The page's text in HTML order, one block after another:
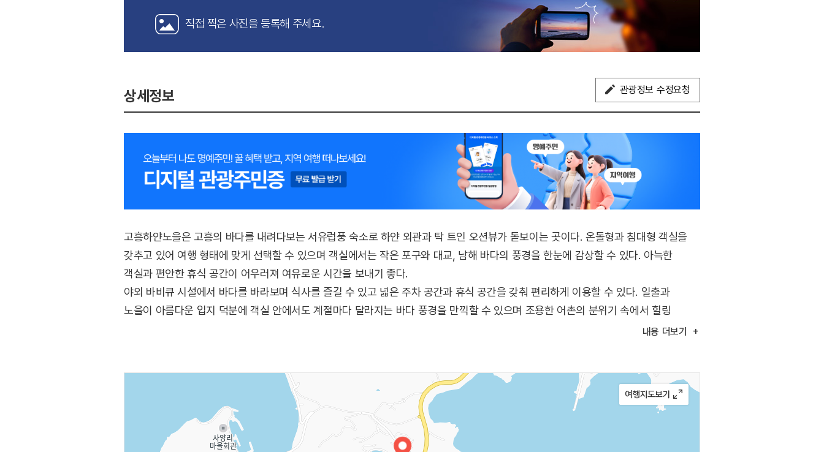
직접 찍은 사진을 등록해 주세요.
상세정보 관광정보 수정요청
고흥하얀노을은 고흥의 바다를 내려다보는 서유럽풍 숙소로 하얀 외관과 탁 트인 오션뷰가 돋보이는 곳이다. 온돌형과 침대형 객실을
갖추고 있어 여행 형태에 맞게 선택할 수 있으며 객실에서는 작은 포구와 대교, 남해 바다의 풍경을 한눈에 감상할 수 있다. 아늑한
객실과 편안한 휴식 공간이 어우러져 여유로운 시간을 보내기 좋다.
야외 바비큐 시설에서 바다를 바라보며 식사를 즐길 수 있고 넓은 주차 공간과 휴식 공간을 갖춰 편리하게 이용할 수 있다. 일출과
노을이 아름다운 입지 덕분에 객실 안에서도 계절마다 달라지는 바다 풍경을 만끽할 수 있으며 조용한 어촌의 분위기 속에서 힐링
내용 더보기